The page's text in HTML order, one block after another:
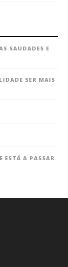
SAUDADES E
SER MAIS
ESTÁ A PASSAR